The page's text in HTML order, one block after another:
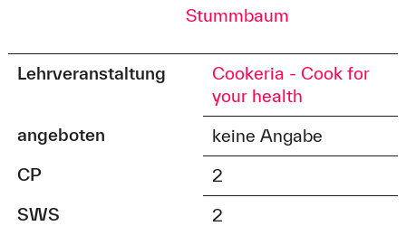
Stummbaum
Lehrveranstaltung
Cookeria - Cook for
your health
angeboten
keine Angabe
CP
2
SWS
2